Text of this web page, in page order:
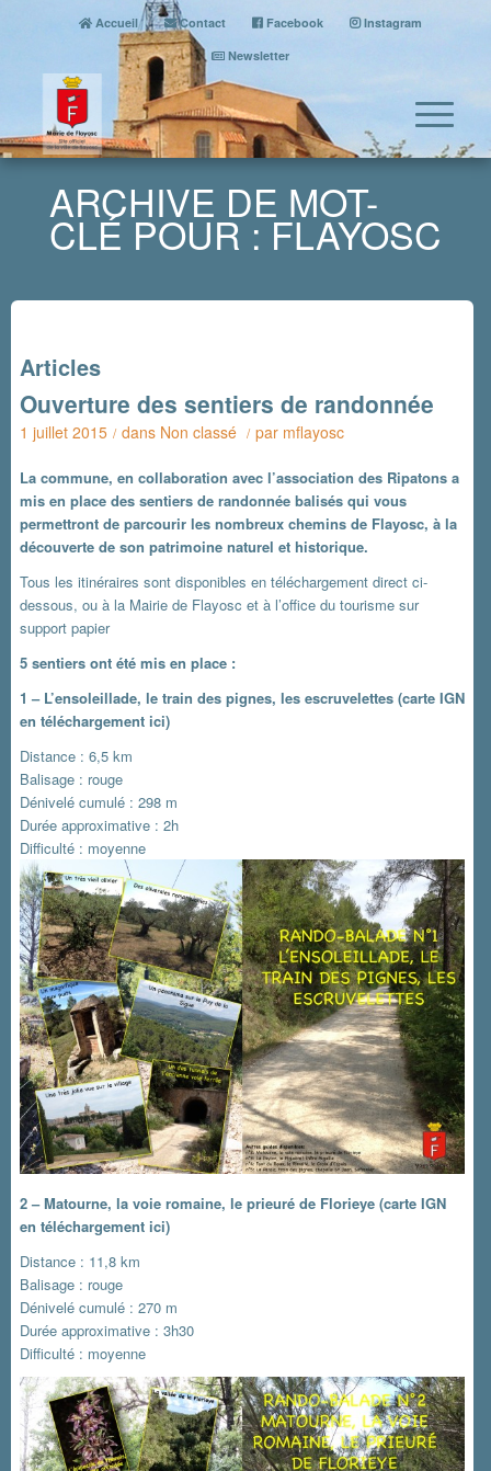
Accueil Contact Facebook
Instagram
Newsletter
ARCHIVE DE MOT-
CLÉ POUR : FLAYOSC
Articles
Ouverture des sentiers de randonnée
1 juillet 2015 / dans Non classé / par mflayosc
La commune, en collaboration avec l’association des Ripatons a
mis en place des sentiers de randonnée balisés qui vous
permettront de parcourir les nombreux chemins de Flayosc, à la
découverte de son patrimoine naturel et historique.
Tous les itinéraires sont disponibles en téléchargement direct ci-
dessous, ou à la Mairie de Flayosc et à l’office du tourisme sur
support papier
5 sentiers ont été mis en place :
1 – L’ensoleillade, le train des pignes, les escruvelettes(carte IGN
en téléchargement ici)
Distance : 6,5 km
Balisage : rouge
Dénivelé cumulé : 298 m
Durée approximative : 2h
Difficulté : moyenne
2 – Matourne, la voie romaine, le prieuré de Florieye(carte IGN
en téléchargement ici)
Distance : 11,8 km
Balisage : rouge
Dénivelé cumulé : 270 m
Durée approximative : 3h30
Difficulté : moyenne